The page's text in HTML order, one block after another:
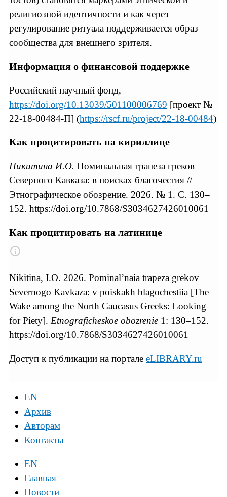
религиозной идентичности и как через
регулирование ритуала поддерживается образ
сообщества для внешнего зрителя.
Информация о финансовой поддержке
Российский научный фонд,
https://doi.org/10.13039/501100006769 [проект №
22-18-00484-П] (https://rscf.ru/project/22-18-00484)
Как процитировать на кириллице
Никитина И.О. Поминальная трапеза греков
Северного Кавказа: в поисках благочестия //
Этнографическое обозрение. 2026. № 1. С. 130–
152. https://doi.org/10.7868/S3034627426010061
Как процитировать на латинице
Nikitina, I.O. 2026. Pominal’naia trapeza grekov
Severnogo Kavkaza: v poiskakh blagochestiia [The
Wake among the North Caucasus Greeks: Looking
for Piety]. Etnograficheskoe obozrenie 1: 130–152.
https://doi.org/10.7868/S3034627426010061
Доступ к публикации на портале eLIBRARY.ru
EN
Архив
Авторам
Контакты
EN
Главная
Новости